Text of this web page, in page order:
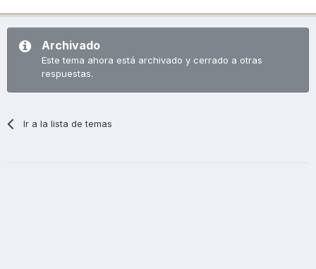
Archivado
Este tema ahora está archivado y cerrado a otras
respuestas.
Ir a la lista de temas